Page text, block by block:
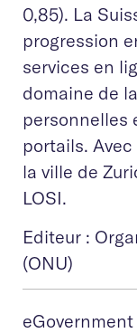
0,85). La
progression
services en
domaine de
personnelles
portails.
la ville de
LOSI.
Editeur :
(ONU)